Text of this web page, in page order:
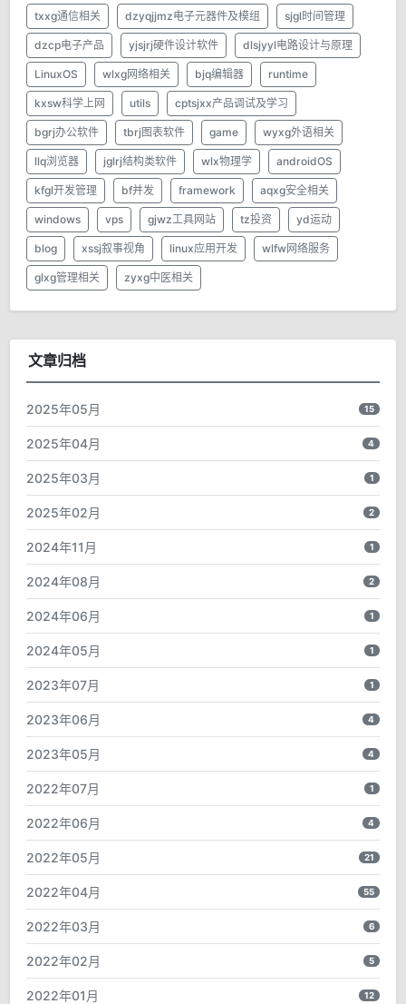
txxg通信相关 dzyqjjmz电子元器件及模组 sjgl时间管理
dzcp电子产品 yjsjrj硬件设计软件 dlsjyyl电路设计与原理
LinuxOS wlxg网络相关 bjq编辑器 runtime
kxsw科学上网 utils cptsjxx产品调试及学习
bgrj办公软件 tbrj图表软件 game wyxg外语相关
llq浏览器 jglrj结构类软件 wlx物理学 androidOS
kfgl开发管理 bf并发 framework aqxg安全相关
windows vps gjwz工具网站 tz投资 yd运动
blog xssj叙事视角 linux应用开发 wlfw网络服务
glxg管理相关 zyxg中医相关
文章归档
2025年05月 15
2025年04月 4
2025年03月 1
2025年02月 2
2024年11月 1
2024年08月 2
2024年06月 1
2024年05月 1
2023年07月 1
2023年06月 4
2023年05月 4
2022年07月 1
2022年06月 4
2022年05月 21
2022年04月 55
2022年03月 6
2022年02月 5
2022年01月 12